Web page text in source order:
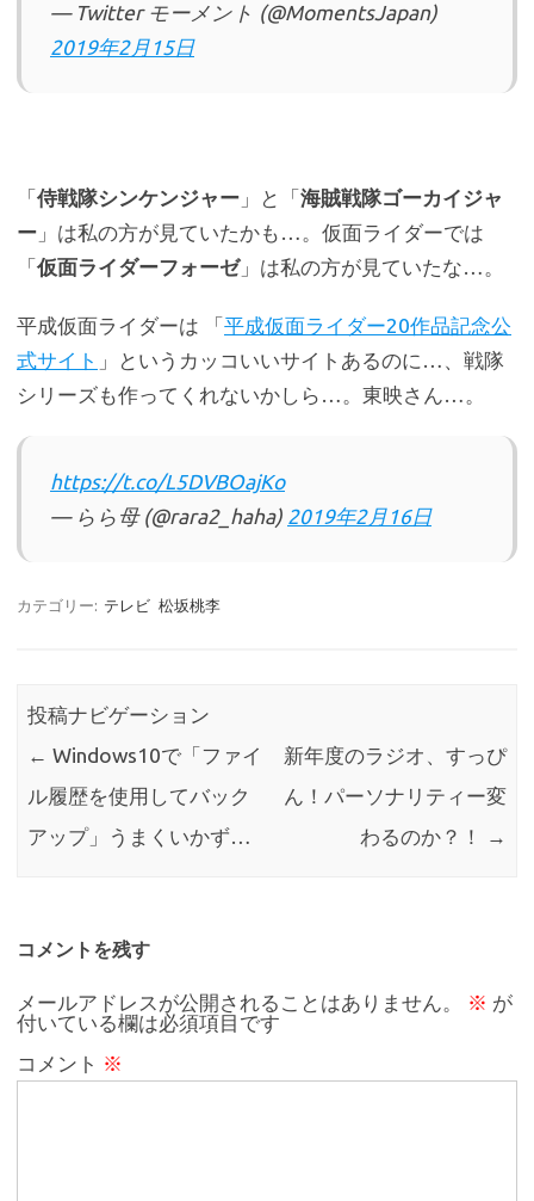
— Twitter モーメント (@MomentsJapan)
2019年2月15日
「侍戦隊シンケンジャー 」と「海賊戦隊ゴーカイジャ
ー 」は私の方が見ていたかも…。仮面ライダーでは
「仮面ライダーフォーゼ」は私の方が見ていたな…。
平成仮面ライダーは 「平成仮面ライダー20作品記念公
式サイト 」というカッコいいサイトあるのに…、戦隊
シリーズも作ってくれないかしら…。東映さん…。
https://t.co/L5DVBOajKo
— らら母 (@rara2_haha) 2019年2月16日
カテゴリー: テレビ 松坂桃李
投稿ナビゲーション
← Windows10で「ファイ
ル履歴を使用してバック
アップ」うまくいかず…
新年度のラジオ、すっぴ
ん！パーソナリティー変
わるのか？！
→
コメントを残す
メールアドレスが公開されることはありません。 ※ が
付いている欄は必須項目です
コメント ※